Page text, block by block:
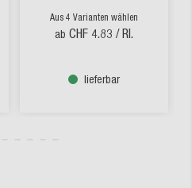
Aus 4 Varianten wählen
ab CHF 4.83 / Rl.
lieferbar